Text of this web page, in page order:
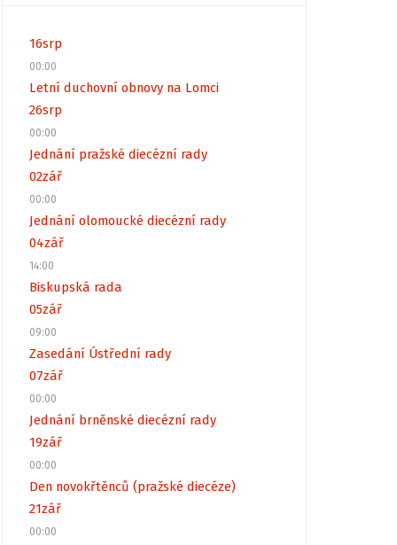
16srp
00:00
Letní duchovní obnovy na Lomci
26srp
00:00
Jednání pražské diecézní rady
02zář
00:00
Jednání olomoucké diecézní rady
04zář
14:00
Biskupská rada
05zář
09:00
Zasedání Ústřední rady
07zář
00:00
Jednání brněnské diecézní rady
19zář
00:00
Den novokřtěnců (pražské diecéze)
21zář
00:00